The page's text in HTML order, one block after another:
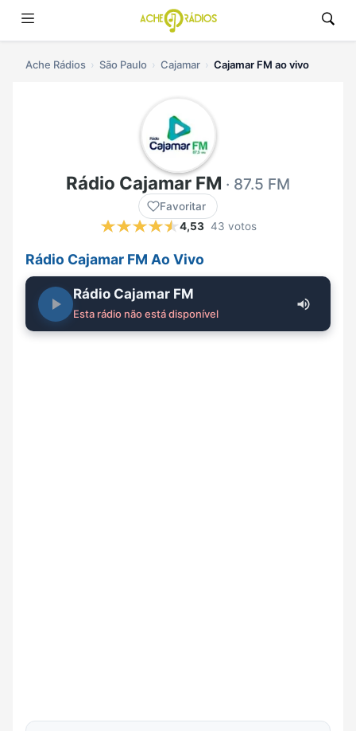
Ache Rádios São Paulo Cajamar Cajamar FM ao vivo
Rádio Cajamar FM · 87.5 FM
Favoritar
4,53 43 votos
Rádio Cajamar FM Ao Vivo
Rádio Cajamar FM
Esta rádio não está disponível